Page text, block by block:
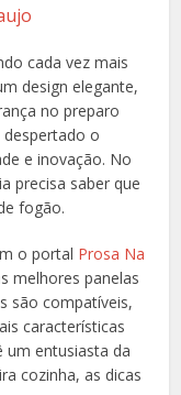
cada vez mais
design elegante,
no preparo
o
e inovação. No
precisa saber que
fogão.
o portal Prosa Na
melhores panelas
são compatíveis,
características
um entusiasta da
cozinha, as dicas